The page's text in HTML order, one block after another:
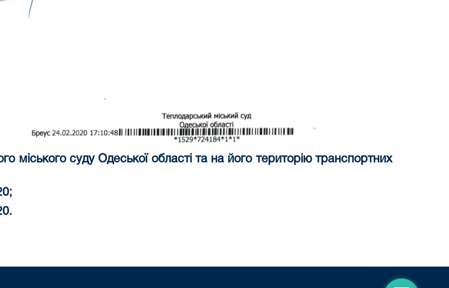
міського суду Одеської області та на його територію транспортних
;
.